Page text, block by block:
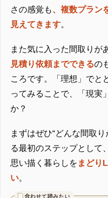
さの感覚も、複数プラン
見えてきます。
また気に入った間取りが
見積り依頼までできるの
ころです。「理想」でと
ってみることで、「現実
か？
まずはぜひ“どんな間取
る最初のステップとして
思い描く暮らしを まどり
い。